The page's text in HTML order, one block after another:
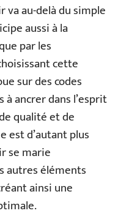
va au-delà du simple
aussi à la
par les
cette
sur des codes
ancrer dans l’esprit
qualité et de
est d’autant plus
se marie
autres éléments
ainsi une